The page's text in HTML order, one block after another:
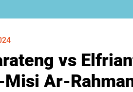
vs
Ar-